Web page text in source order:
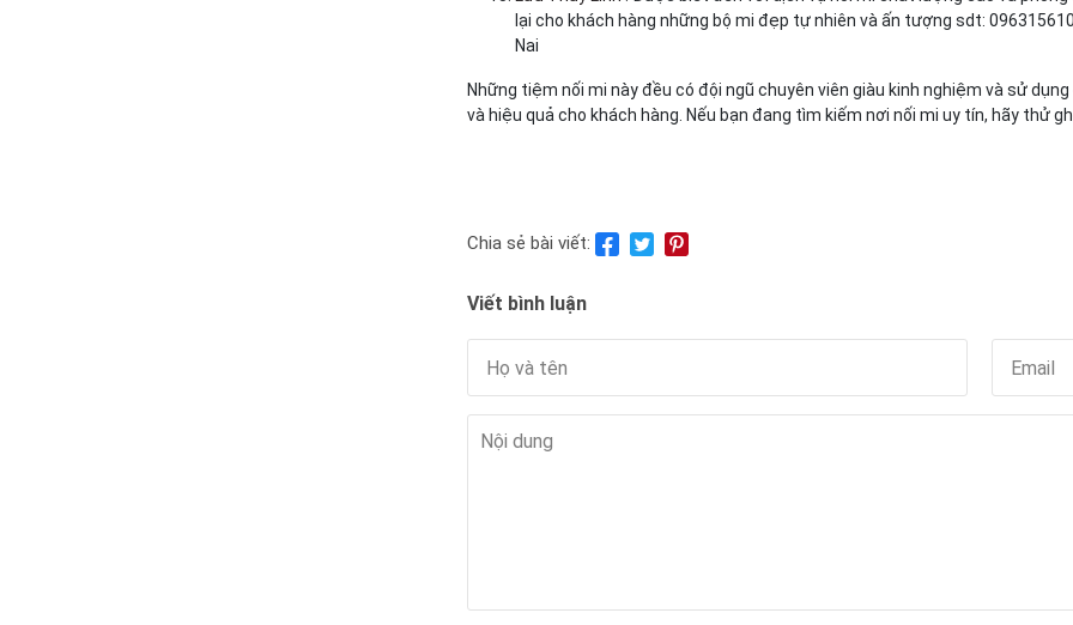
lại cho khách hàng những bộ mi đẹp tự nhiên và ấn tượng sdt:
Nai
Những tiệm nối mi này đều có đội ngũ chuyên viên giàu kinh nghiệm và sử
và hiệu quả cho khách hàng. Nếu bạn đang tìm kiếm nơi nối mi uy tín, hãy thử
Chia sẻ bài viết:
Viết bình luận